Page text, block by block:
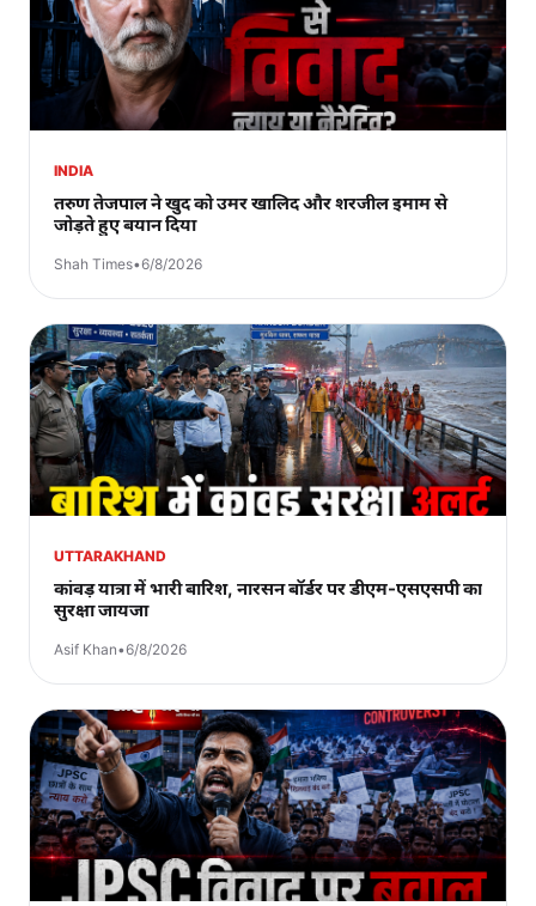
INDIA
तरुण तेजपाल ने खुद को उमर खालिद और शरजील इमाम से
जोड़ते हुए बयान दिया
Shah Times•6/8/2026
UTTARAKHAND
कांवड़ यात्रा में भारी बारिश, नारसन बॉर्डर पर डीएम-एसएसपी का
सुरक्षा जायजा
Asif Khan•6/8/2026